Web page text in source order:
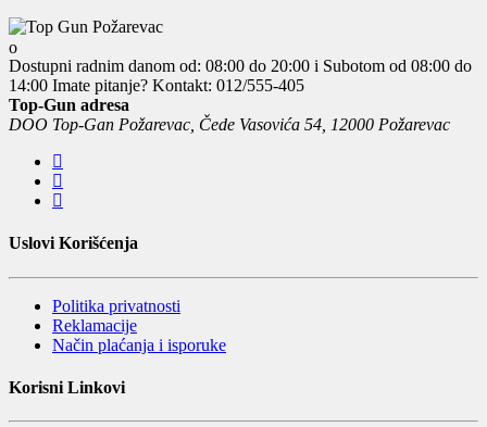
Dostupni radnim danom od: 08:00 do 20:00 i Subotom od 08:00 do
14:00 Imate pitanje? Kontakt: 012/555-405
Top-Gun adresa
DOO Top-Gan Požarevac, Čede Vasovića 54, 12000 Požarevac
Uslovi Korišćenja
Politika privatnosti
Reklamacije
Način plaćanja i isporuke
Korisni Linkovi